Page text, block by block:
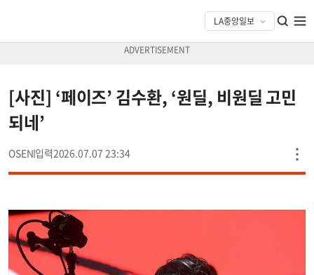
[사진] ‘페이즈’ 김수환, ‘원딜, 비원딜 고민
되네’
OSEN 2026.07.07 23:34